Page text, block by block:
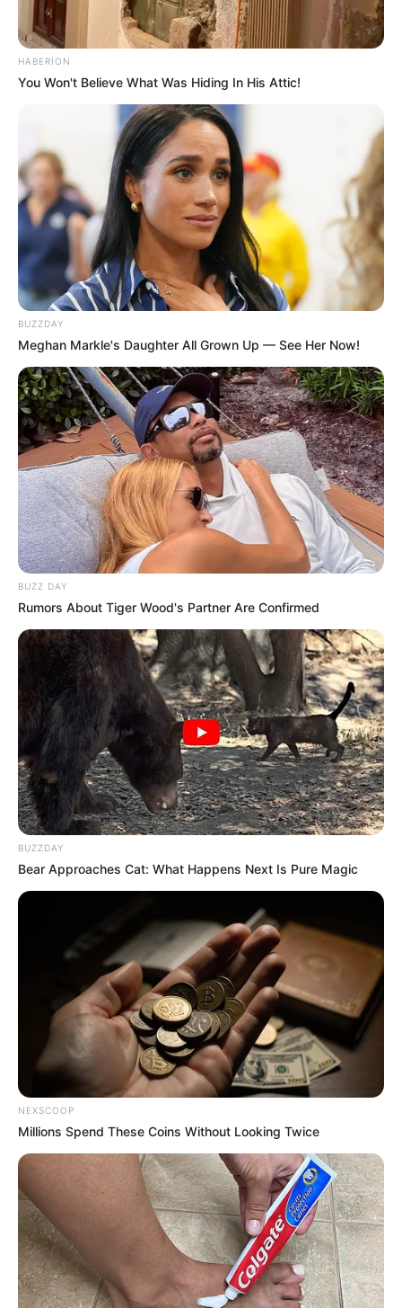
“Laçın” ticarət mərkəzindəölüm
39
12:40 / 06 Avqust 2026 TİBB
Mioqard infarktı nədir və nə üçünbaş
verir?
37 0 0
12:26 / 06 Avqust 2026 SİYASƏT
Ermənilərin Bakıdakı məhkəməsində
yekun qərarelan olundu
HABERION
You Won't Believe What Was Hiding In His Attic!
BUZZDAY
Meghan Markle's Daughter All Grown Up — See Her Now!
BUZZ DAY
Rumors About Tiger Wood's Partner Are Confirmed
BUZZDAY
Bear Approaches Cat: What Happens Next Is Pure Magic
NEXSCOOP
Millions Spend These Coins Without Looking Twice